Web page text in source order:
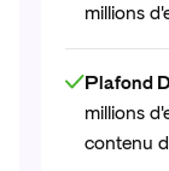
millions
Plafond
millions
contenu